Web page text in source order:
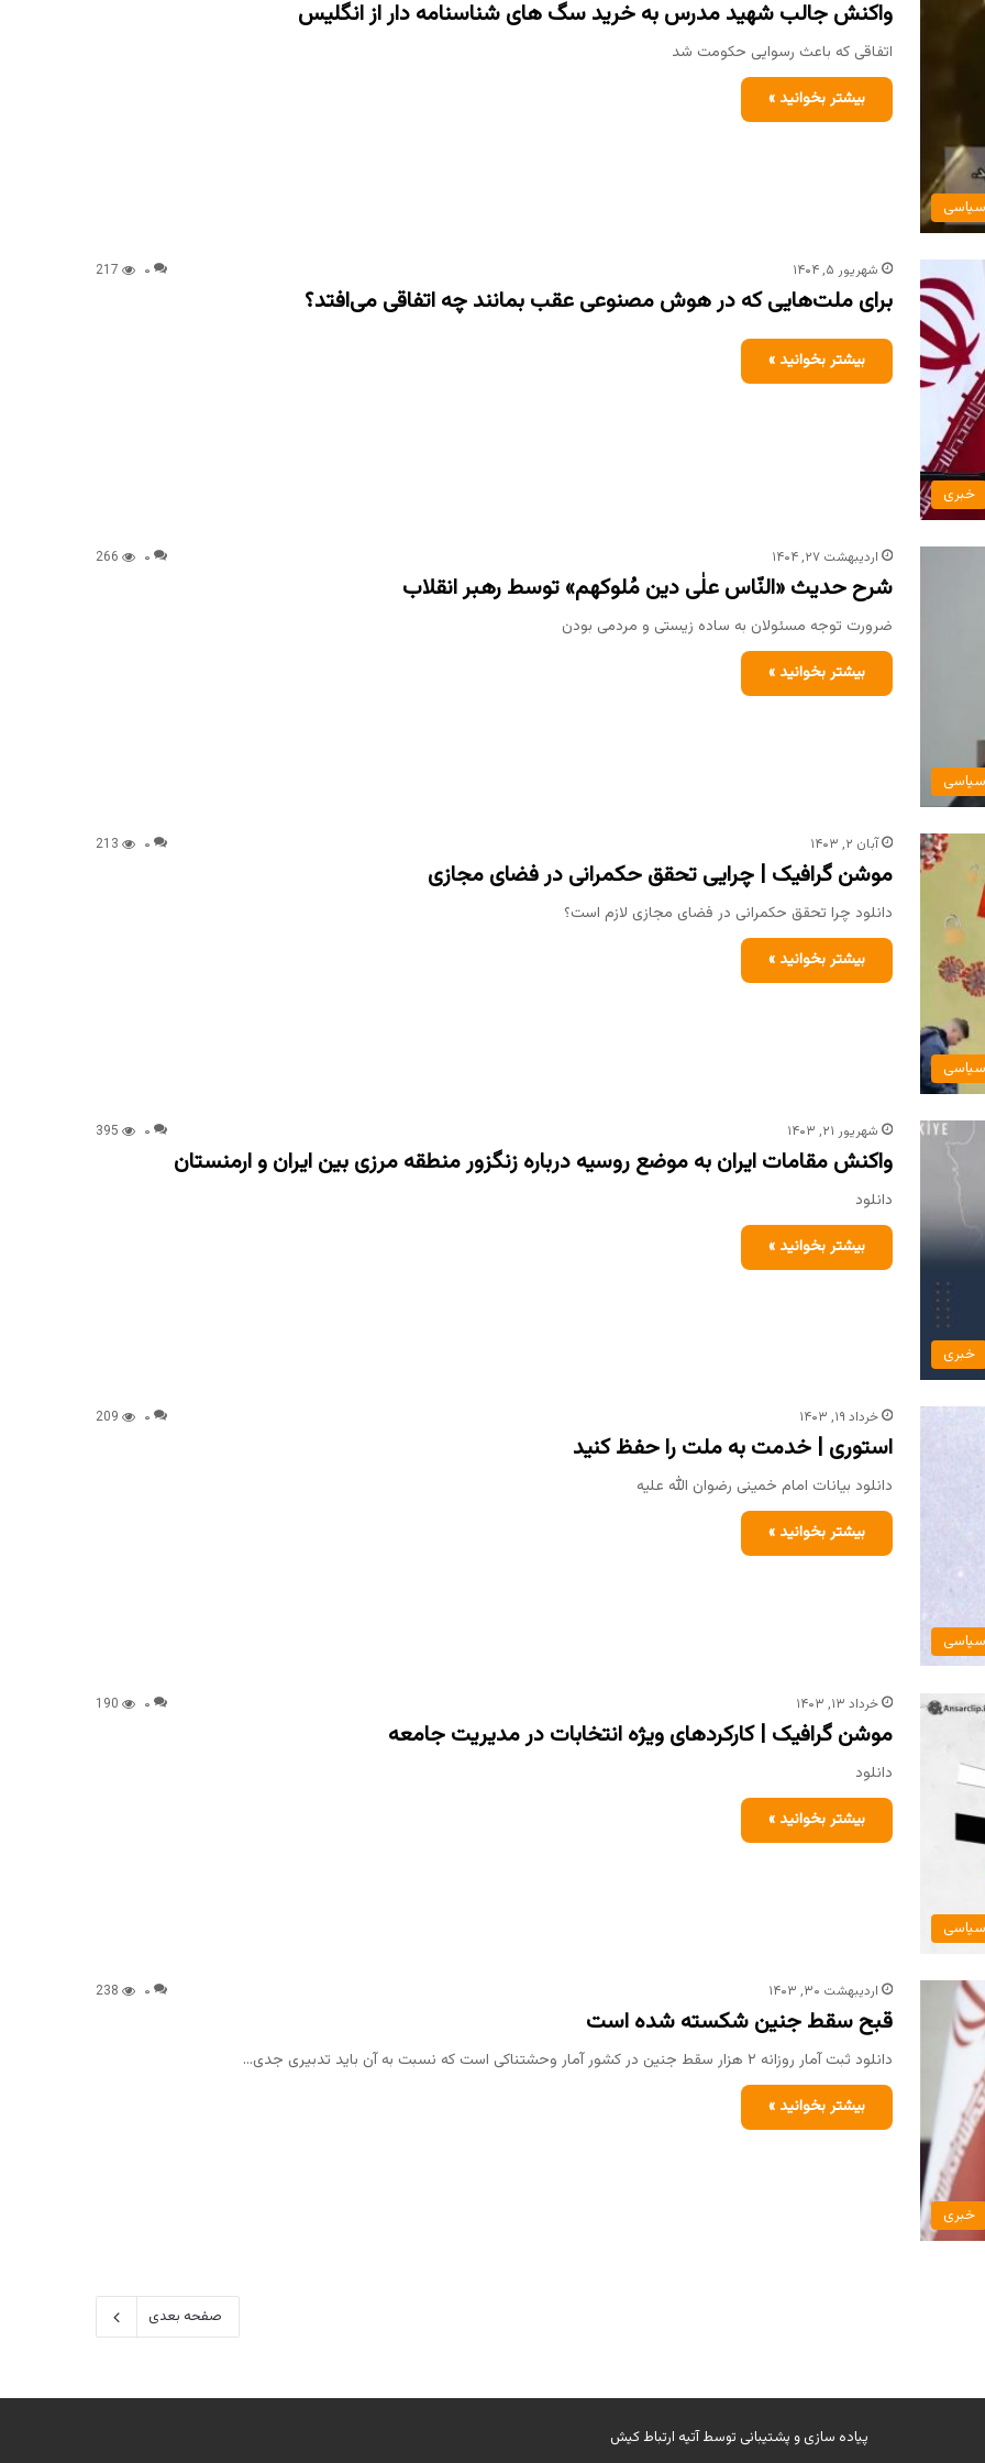
سیاسی
واکنش جالب شهید مدرس به خرید سگ های شناسنامه دار از انگلیس
اتفاقی که باعث رسوایی حکومت شد
بیشتر بخوانید »
خبری
شهریور ۵, ۱۴۰۴ ۰ 217
برای ملت‌هایی که در هوش مصنوعی عقب بمانند چه اتفاقی می‌افتد؟
بیشتر بخوانید »
سیاسی
اردیبهشت ۲۷, ۱۴۰۴ ۰ 266
شرح حدیث «النّاس علٰی دین مُلوکهم» توسط رهبر انقلاب
ضرورت توجه مسئولان به ساده زیستی و مردمی بودن
بیشتر بخوانید »
سیاسی
آبان ۲, ۱۴۰۳ ۰ 213
موشن گرافیک | چرایی تحقق حکمرانی در فضای مجازی
دانلود چرا تحقق حکمرانی در فضای مجازی لازم است؟
بیشتر بخوانید »
خبری
شهریور ۲۱, ۱۴۰۳ ۰ 395
واکنش مقامات ایران به موضع روسیه درباره زنگزور منطقه مرزی بین ایران و ارمنستان
دانلود
بیشتر بخوانید »
سیاسی
خرداد ۱۹, ۱۴۰۳ ۰ 209
استوری | خدمت به ملت را حفظ کنید
دانلود بیانات امام خمینی رضوان الله علیه
بیشتر بخوانید »
سیاسی
خرداد ۱۳, ۱۴۰۳ ۰ 190
موشن گرافیک | کارکردهای ویژه انتخابات در مدیریت جامعه
دانلود
بیشتر بخوانید »
خبری
اردیبهشت ۳۰, ۱۴۰۳ ۰ 238
قبح سقط جنین شکسته شده است
دانلود ثبت آمار روزانه ۲ هزار سقط جنین در کشور آمار وحشتناکی است که نسبت به آن باید تدبیری جدی…
بیشتر بخوانید »
صفحه بعدی
پیاده سازی و پشتیبانی توسطآتیه ارتباط کیش